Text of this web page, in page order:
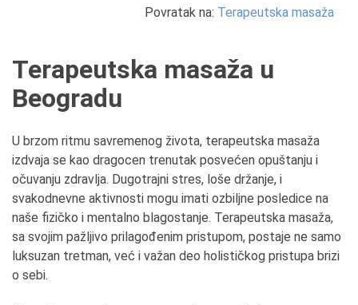
Povratak na: Terapeutska masaža
Terapeutska masaža u
Beogradu
U brzom ritmu savremenog života, terapeutska masaža
izdvaja se kao dragocen trenutak posvećen opuštanju i
očuvanju zdravlja. Dugotrajni stres, loše držanje, i
svakodnevne aktivnosti mogu imati ozbiljne posledice na
naše fizičko i mentalno blagostanje. Terapeutska masaža,
sa svojim pažljivo prilagođenim pristupom, postaje ne samo
luksuzan tretman, već i važan deo holističkog pristupa brizi
o sebi.